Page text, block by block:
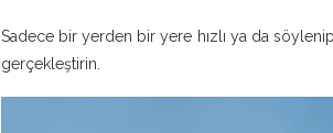
Sadece bir yerden bir yere hızlı ya da
gerçekleştirin.